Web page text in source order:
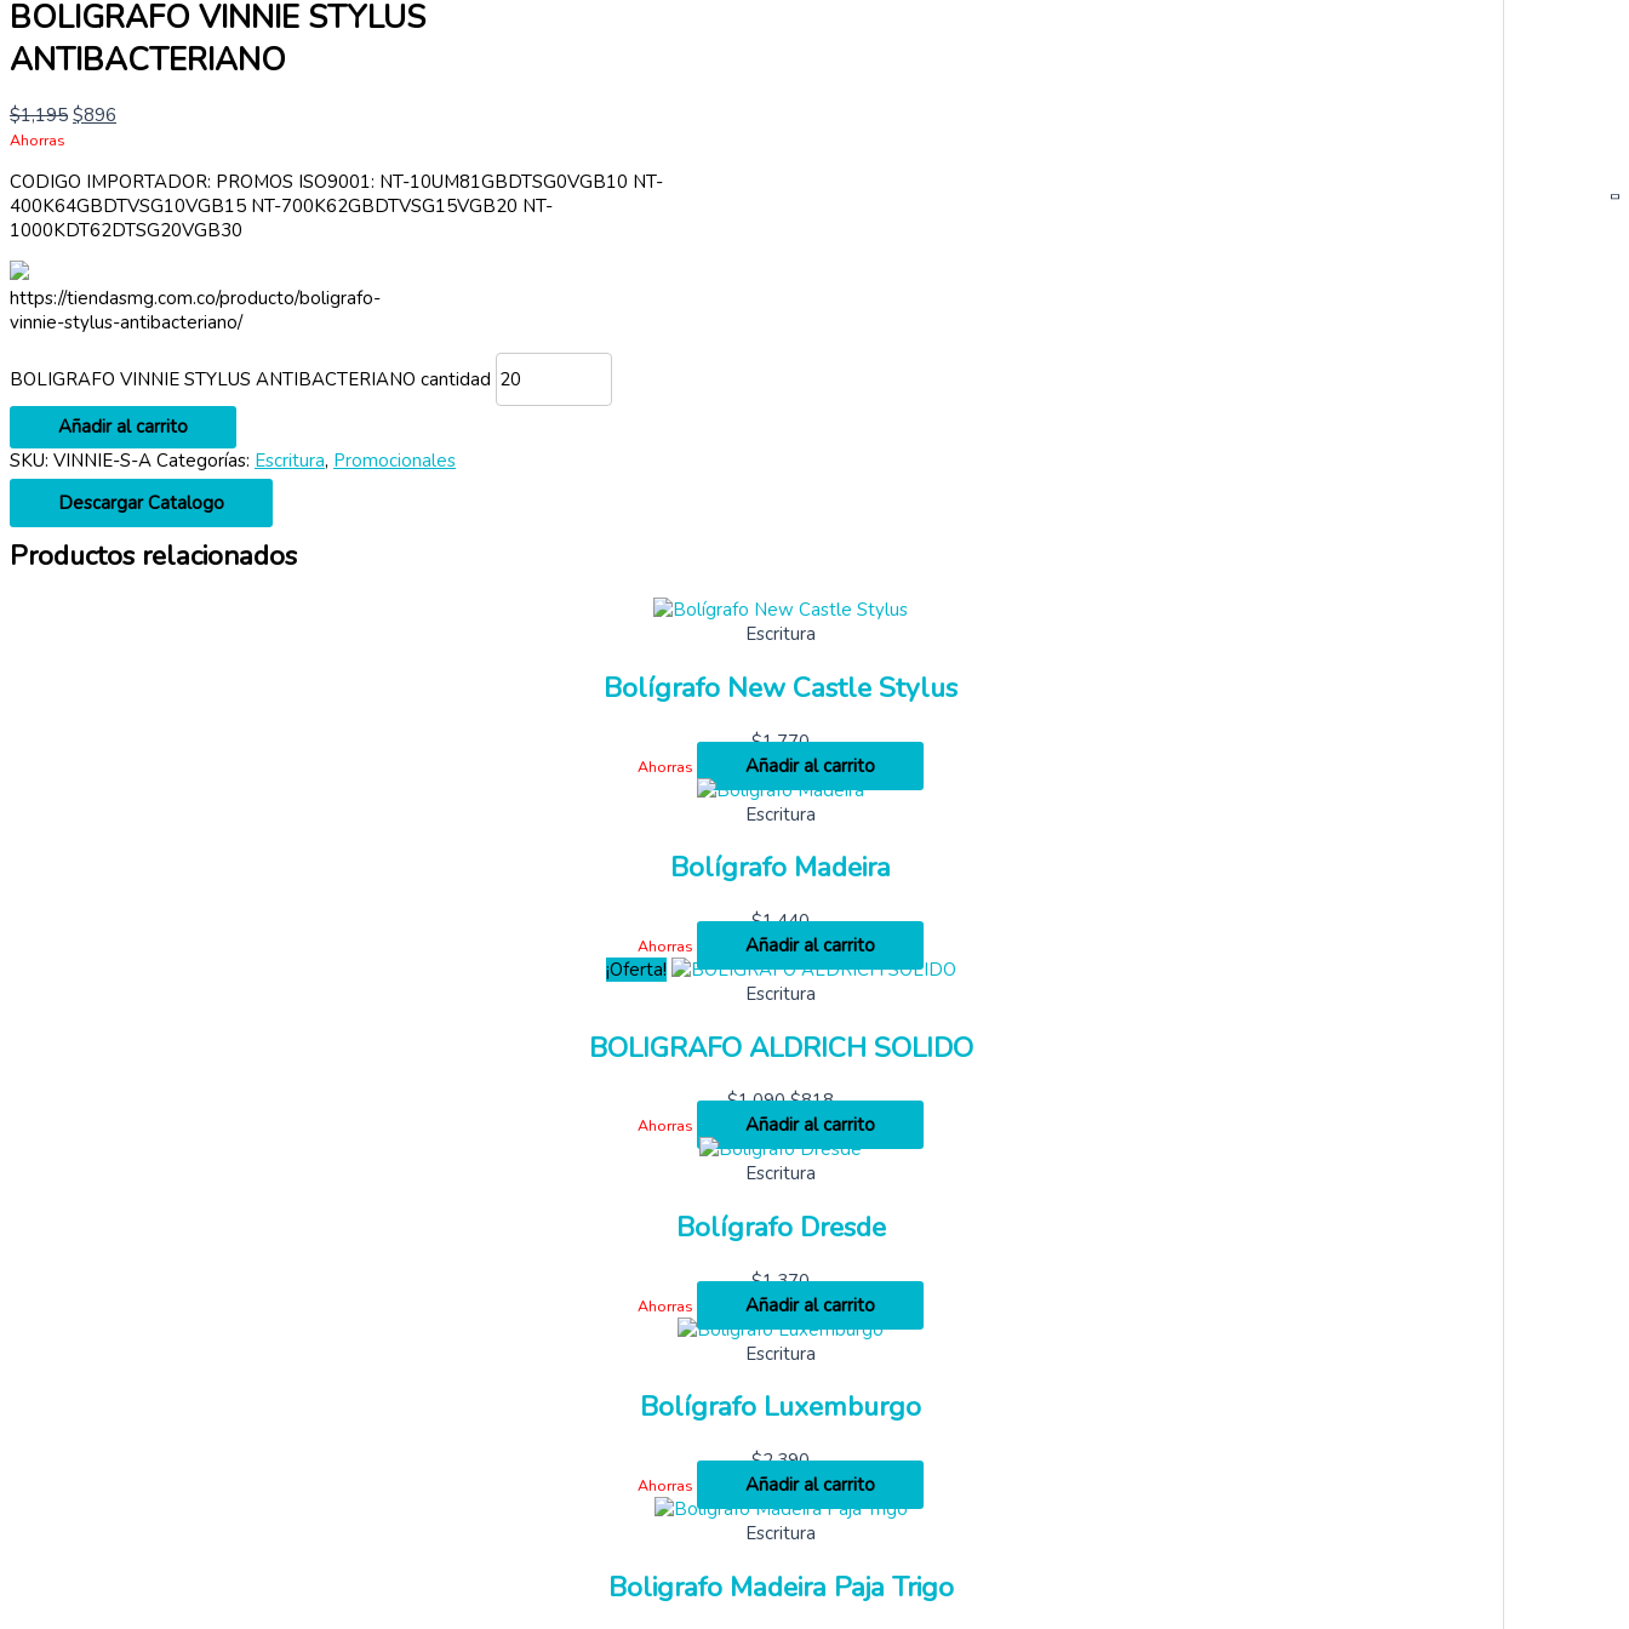
BOLIGRAFO VINNIE STYLUS
ANTIBACTERIANO
$1,195 $896
Ahorras
CODIGO IMPORTADOR: PROMOS ISO9001: NT-10UM81GBDTSG0VGB10 NT-
400K64GBDTVSG10VGB15 NT-700K62GBDTVSG15VGB20 NT-
1000KDT62DTSG20VGB30
https://tiendasmg.com.co/producto/boligrafo-
vinnie-stylus-antibacteriano/
BOLIGRAFO VINNIE STYLUS ANTIBACTERIANO cantidad
Añadir al carrito
SKU: VINNIE-S-A Categorías: Escritura, Promocionales
Descargar Catalogo
Productos relacionados
Escritura
Bolígrafo New Castle Stylus
$1,770
Ahorras
Añadir al carrito
Escritura
Bolígrafo Madeira
$1,440
Ahorras
Añadir al carrito
¡Oferta!
Escritura
BOLIGRAFO ALDRICH SOLIDO
$1,090 $818
Ahorras
Añadir al carrito
Escritura
Bolígrafo Dresde
$1,370
Ahorras
Añadir al carrito
Escritura
Bolígrafo Luxemburgo
$2,390
Ahorras
Añadir al carrito
Escritura
Boligrafo Madeira Paja Trigo